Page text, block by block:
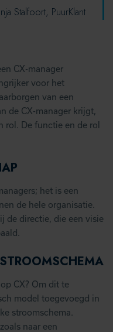
Stalfoort, PuurKlant
CX-manager
voor het
van een
de CX-manager krijgt,
rol. De functie en de rol
het is een
de hele organisatie.
de directie, die een visie
CX? Om dit te
model toegevoegd in
stroomschema.
naar een